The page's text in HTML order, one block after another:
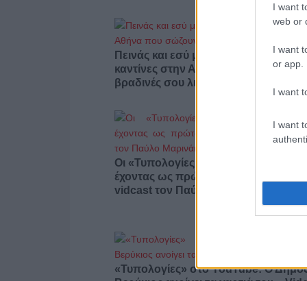
I want
web or
I want
or app.
I want
I want
Πεινάς και εσύ μετά το ξενύχτι; 5
καντίνες στην Αθήνα που σώζουν τις
βραδινές σου λιγούρες
Οι «Τυπολογίες» περνούν στην
έχοντας ως πρώτο καλεσμένο στο νέο
vidcast τον Παύλο Μαρινάκη
«Τυπολογίες» στο YouTube: Ο